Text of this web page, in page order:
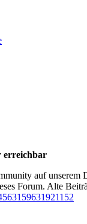
erreichbar
auf
Forum. Alte